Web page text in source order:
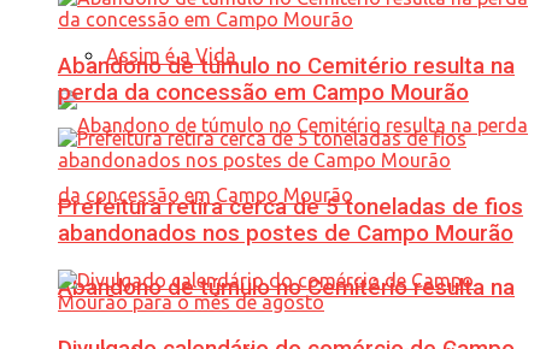
Assim é a Vida
Abandono de túmulo no Cemitério resulta na
Abandono de túmulo no Cemitério resulta na
perda da concessão em Campo Mourão
Prefeitura retira cerca de 5 toneladas de fios
abandonados nos postes de Campo Mourão